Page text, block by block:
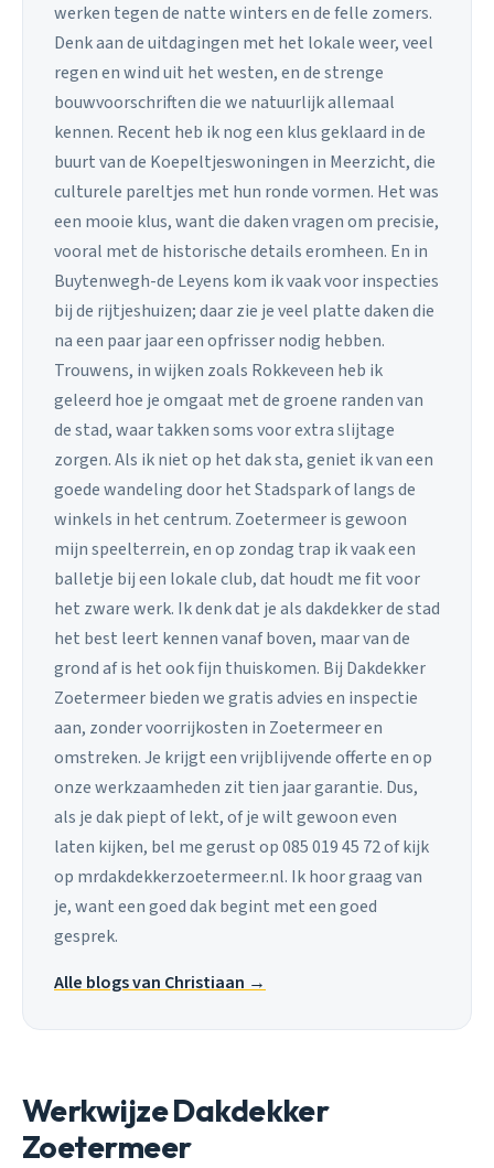
werken tegen de natte winters en de felle zomers.
Denk aan de uitdagingen met het lokale weer, veel
regen en wind uit het westen, en de strenge
bouwvoorschriften die we natuurlijk allemaal
kennen. Recent heb ik nog een klus geklaard in de
buurt van de Koepeltjeswoningen in Meerzicht, die
culturele pareltjes met hun ronde vormen. Het was
een mooie klus, want die daken vragen om precisie,
vooral met de historische details eromheen. En in
Buytenwegh-de Leyens kom ik vaak voor inspecties
bij de rijtjeshuizen; daar zie je veel platte daken die
na een paar jaar een opfrisser nodig hebben.
Trouwens, in wijken zoals Rokkeveen heb ik
geleerd hoe je omgaat met de groene randen van
de stad, waar takken soms voor extra slijtage
zorgen. Als ik niet op het dak sta, geniet ik van een
goede wandeling door het Stadspark of langs de
winkels in het centrum. Zoetermeer is gewoon
mijn speelterrein, en op zondag trap ik vaak een
balletje bij een lokale club, dat houdt me fit voor
het zware werk. Ik denk dat je als dakdekker de stad
het best leert kennen vanaf boven, maar van de
grond af is het ook fijn thuiskomen. Bij Dakdekker
Zoetermeer bieden we gratis advies en inspectie
aan, zonder voorrijkosten in Zoetermeer en
omstreken. Je krijgt een vrijblijvende offerte en op
onze werkzaamheden zit tien jaar garantie. Dus,
als je dak piept of lekt, of je wilt gewoon even
laten kijken, bel me gerust op 085 019 45 72 of kijk
op mrdakdekkerzoetermeer.nl. Ik hoor graag van
je, want een goed dak begint met een goed
gesprek.
Alle blogs van Christiaan →
Werkwijze Dakdekker
Zoetermeer